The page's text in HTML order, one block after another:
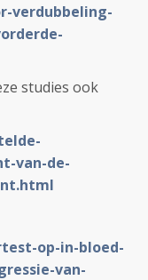
verdubbeling-
studies ook
van-de-
op-in-bloed-
van-